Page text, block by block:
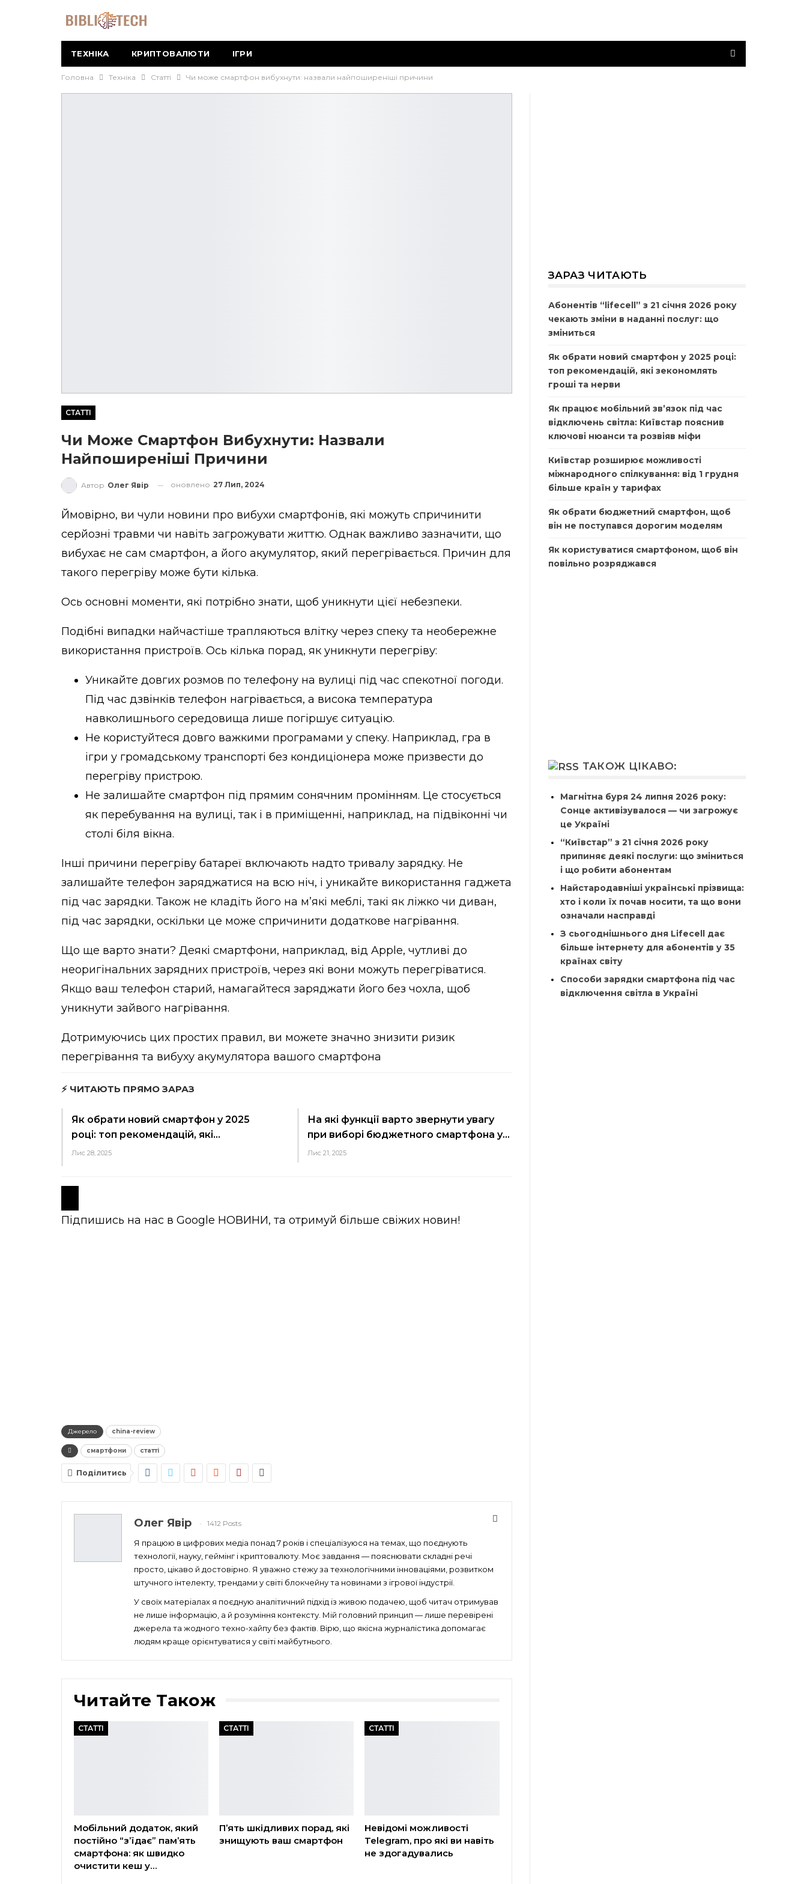
ТЕХНІКА КРИПТОВАЛЮТИ ІГРИ
Головна Техніка Статті Чи може смартфон вибухнути: назвали найпоширеніші причини
СТАТТІ
Чи Може Смартфон Вибухнути: Назвали
Найпоширеніші Причини
Автор Олег Явір оновлено 27 Лип, 2024
Ймовірно, ви чули новини про вибухи смартфонів, які можуть спричинити
серйозні травми чи навіть загрожувати життю. Однак важливо зазначити, що
вибухає не сам смартфон, а його акумулятор, який перегрівається. Причин для
такого перегріву може бути кілька.
Ось основні моменти, які потрібно знати, щоб уникнути цієї небезпеки.
Подібні випадки найчастіше трапляються влітку через спеку та необережне
використання пристроїв. Ось кілька порад, як уникнути перегріву:
Уникайте довгих розмов по телефону на вулиці під час спекотної погоди.
Під час дзвінків телефон нагрівається, а висока температура
навколишнього середовища лише погіршує ситуацію.
Не користуйтеся довго важкими програмами у спеку. Наприклад, гра в
ігри у громадському транспорті без кондиціонера може призвести до
перегріву пристрою.
Не залишайте смартфон під прямим сонячним промінням. Це стосується
як перебування на вулиці, так і в приміщенні, наприклад, на підвіконні чи
столі біля вікна.
Інші причини перегріву батареї включають надто тривалу зарядку. Не
залишайте телефон заряджатися на всю ніч, і уникайте використання гаджета
під час зарядки. Також не кладіть його на м’які меблі, такі як ліжко чи диван,
під час зарядки, оскільки це може спричинити додаткове нагрівання.
Що ще варто знати? Деякі смартфони, наприклад, від Apple, чутливі до
неоригінальних зарядних пристроїв, через які вони можуть перегріватися.
Якщо ваш телефон старий, намагайтеся заряджати його без чохла, щоб
уникнути зайвого нагрівання.
Дотримуючись цих простих правил, ви можете значно знизити ризик
перегрівання та вибуху акумулятора вашого смартфона
⚡ ЧИТАЮТЬ ПРЯМО ЗАРАЗ
Як обрати новий смартфон у 2025
році: топ рекомендацій, які…
Лис 28, 2025
На які функції варто звернути увагу
при виборі бюджетного смартфона у…
Лис 21, 2025
Підпишись на нас в Google НОВИНИ, та отримуй більше свіжих новин!
Джерело china-review
смартфони статті
Поділитись
Олег Явір 1412 Posts
Я працюю в цифрових медіа понад 7 років і спеціалізуюся на темах, що поєднують
технології, науку, геймінг і криптовалюту. Моє завдання — пояснювати складні речі
просто, цікаво й достовірно. Я уважно стежу за технологічними інноваціями, розвитком
штучного інтелекту, трендами у світі блокчейну та новинами з ігрової індустрії.
У своїх матеріалах я поєдную аналітичний підхід із живою подачею, щоб читач отримував
не лише інформацію, а й розуміння контексту. Мій головний принцип — лише перевірені
джерела та жодного техно-хайпу без фактів. Вірю, що якісна журналістика допомагає
людям краще орієнтуватися у світі майбутнього.
Читайте Також
СТАТТІ
Мобільний додаток, який
постійно “з’їдає” пам’ять
смартфона: як швидко
очистити кеш у…
СТАТТІ
П’ять шкідливих порад, які
знищують ваш смартфон
СТАТТІ
Невідомі можливості
Telegram, про які ви навіть
не здогадувались
ЗАРАЗ ЧИТАЮТЬ
Абонентів “lifecell” з 21 січня 2026 року
чекають зміни в наданні послуг: що
зміниться
Як обрати новий смартфон у 2025 році:
топ рекомендацій, які зекономлять
гроші та нерви
Як працює мобільний зв’язок під час
відключень світла: Київстар пояснив
ключові нюанси та розвіяв міфи
Київстар розширює можливості
міжнародного спілкування: від 1 грудня
більше країн у тарифах
Як обрати бюджетний смартфон, щоб
він не поступався дорогим моделям
Як користуватися смартфоном, щоб він
повільно розряджався
ТАКОЖ ЦІКАВО:
Магнітна буря 24 липня 2026 року:
Сонце активізувалося — чи загрожує
це Україні
“Київстар” з 21 січня 2026 року
припиняє деякі послуги: що зміниться
і що робити абонентам
Найстародавніші українські прізвища:
хто і коли їх почав носити, та що вони
означали насправді
З сьогоднішнього дня Lifecell дає
більше інтернету для абонентів у 35
країнах світу
Способи зарядки смартфона під час
відключення світла в Україні